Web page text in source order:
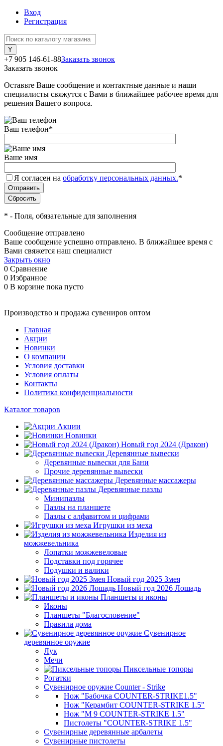
Вход
Регистрация
+7 905 146-61-88Заказать звонок
Заказать звонок
Оставьте Ваше сообщение и контактные данные и наши
специалисты свяжутся с Вами в ближайшее рабочее время для
решения Вашего вопроса.
Ваш телефон*
Ваше имя
Я согласен на обработку персональных данных.*
* - Поля, обязательные для заполнения
Сообщение отправлено
Ваше сообщение успешно отправлено. В ближайшее время с
Вами свяжется наш специалист
Закрыть окно
0 Сравнение
0 Избранное
0 В корзине пока пусто
Производство и продажа сувениров оптом
Главная
Акции
Новинки
О компании
Условия доставки
Условия оплаты
Контакты
Политика конфиденциальности
Каталог товаров
Акции
Новинки
Новый год 2024 (Дракон)
Деревянные вывески
Деревянные вывески для Бани
Прочие деревянные вывески
Деревянные массажеры
Деревянные пазлы
Минипазлы
Пазлы на планшете
Пазлы с алфавитом и цифрами
Игрушки из меха
Изделия из
можжевельника
Лопатки можжевеловые
Подставки под горячее
Подушки и валики
Новый год 2025 Змея
Новый год 2026 Лошадь
Планшеты и иконы
Иконы
Планшеты "Благословение"
Правила дома
Сувенирное
деревянное оружие
Лук
Мечи
Пиксельные топоры
Рогатки
Сувенирное оружие Counter - Strike
Нож "Бабочка COUNTER-STRIKE1.5"
Нож "Керамбит COUNTER-STRIKE 1.5"
Нож "М 9 COUNTER-STRIKE 1.5"
Пистолеты "COUNTER-STRIKE 1.5"
Сувенирные деревянные арбалеты
Сувенирные пистолеты